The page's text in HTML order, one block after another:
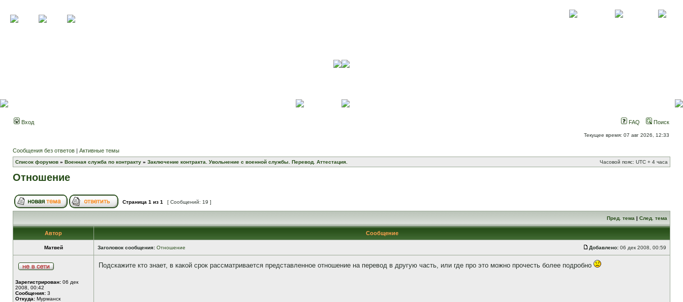
Вход FAQ Поиск
Текущее время: 07 авг 2026, 12:33
Сообщения без ответов | Активные темы
Список форумов » Военная служба по контракту » Заключение контракта. Увольнение с военной службы. Перевод. Аттестация. Часовой пояс: UTC + 4 часа
Отношение
Страница 1 из 1 [ Сообщений: 19 ]
Пред. тема | След. тема
Автор Сообщение
Матвей Заголовок сообщения: Отношение Добавлено: 06 дек 2008, 00:59
Зарегистрирован: 06 дек
2008, 00:42
Сообщения: 3
Откуда: Мурманск
Подскажите кто знает, в какой срок рассматривается представленное отношение на перевод в другую часть, или где про это можно прочесть более подробно